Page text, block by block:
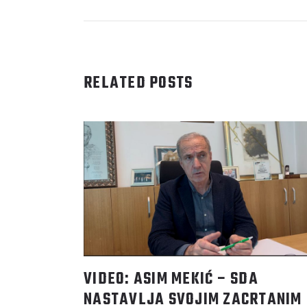
RELATED POSTS
VIDEO: ASIM MEKIĆ – SDA
NASTAVLJA SVOJIM ZACRTANIM